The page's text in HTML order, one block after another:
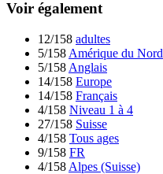
Voir également
12/158 adultes
5/158 Amérique du Nord
5/158 Anglais
14/158 Europe
14/158 Français
4/158 Niveau 1 à 4
27/158 Suisse
4/158 Tous ages
9/158 FR
4/158 Alpes (Suisse)